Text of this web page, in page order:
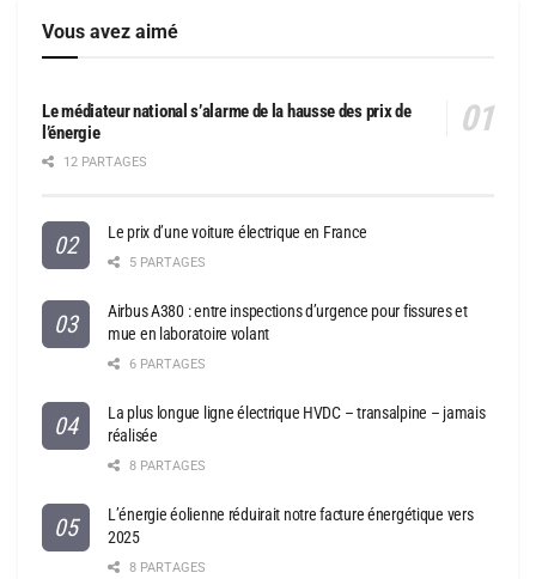
Vous avez aimé
Le médiateur national s’alarme de la hausse des prix de
l’énergie
12 PARTAGES
Le prix d’une voiture électrique en France
5 PARTAGES
Airbus A380 : entre inspections d’urgence pour fissures et
mue en laboratoire volant
6 PARTAGES
La plus longue ligne électrique HVDC – transalpine – jamais
réalisée
8 PARTAGES
L’énergie éolienne réduirait notre facture énergétique vers
2025
8 PARTAGES